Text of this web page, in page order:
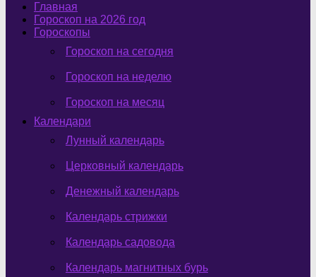
Главная
Гороскоп на 2026 год
Гороскопы
Гороскоп на сегодня
Гороскоп на неделю
Гороскоп на месяц
Календари
Лунный календарь
Церковный календарь
Денежный календарь
Календарь стрижки
Календарь садовода
Календарь магнитных бурь